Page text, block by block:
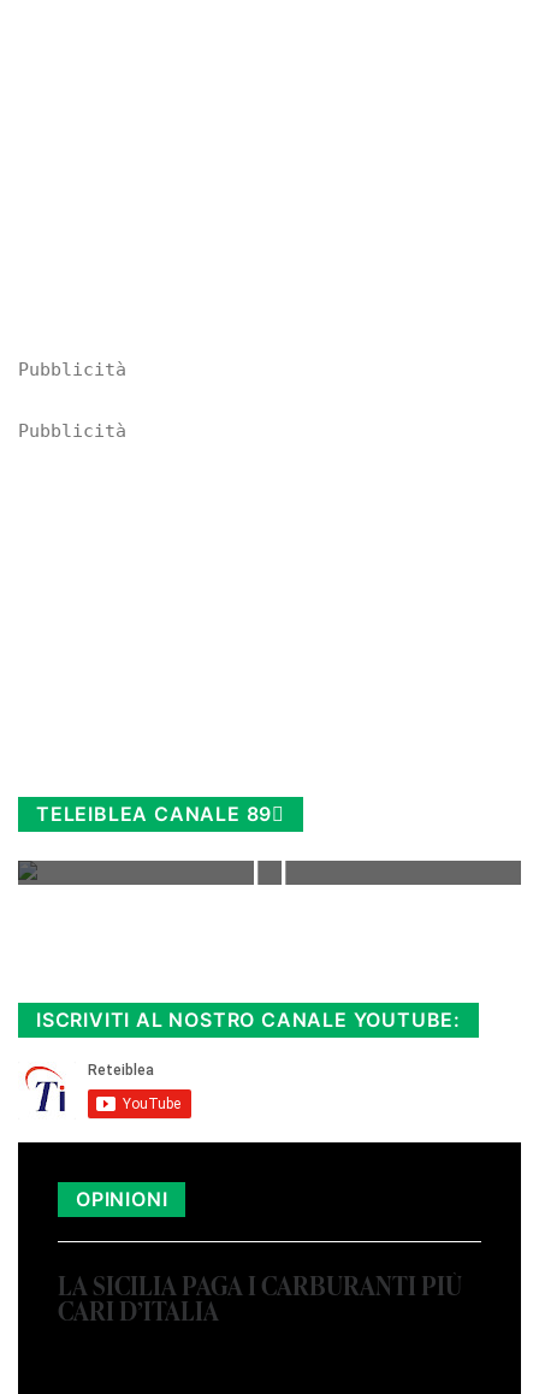
Pubblicità
Pubblicità
TELEIBLEA CANALE 89
ISCRIVITI AL NOSTRO CANALE YOUTUBE:
OPINIONI
LA SICILIA PAGA I CARBURANTI PIÙ
CARI D’ITALIA